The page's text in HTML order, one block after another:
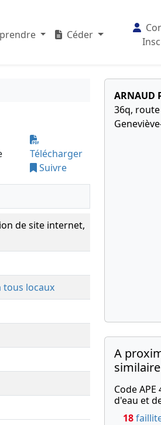
Céder
Télécharger
Suivre
de site internet,
tous locaux
ARNAUD
36q,
A
Code
d'eau et
18